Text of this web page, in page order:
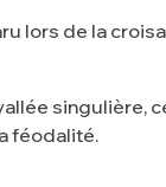
lors de la
singulière,
féodalité.